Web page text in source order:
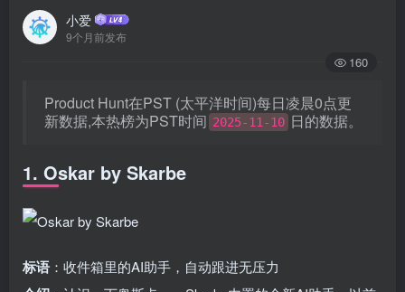
小爱
9个月前发布
160
Product Hunt在PST (太平洋时间)每日凌晨0点更
新数据,本热榜为PST时间 2025-11-10 日的数据。
1. Oskar by Skarbe
标语 ：收件箱里的AI助手，自动跟进无压力